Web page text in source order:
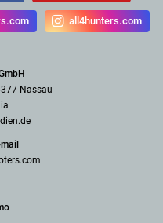
all4hunters.com
Nassau